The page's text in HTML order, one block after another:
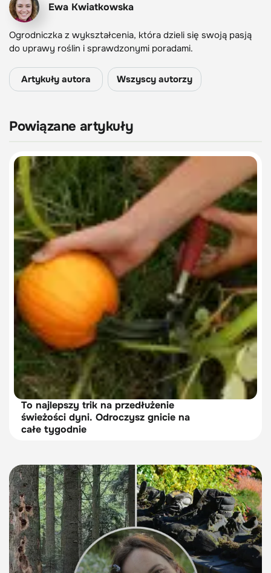
Ewa Kwiatkowska
Ogrodniczka z wykształcenia, która dzieli się swoją pasją
do uprawy roślin i sprawdzonymi poradami.
Artykuły autora Wszyscy autorzy
Powiązane artykuły
To najlepszy trik na przedłużenie
świeżości dyni. Odroczysz gnicie na
całe tygodnie